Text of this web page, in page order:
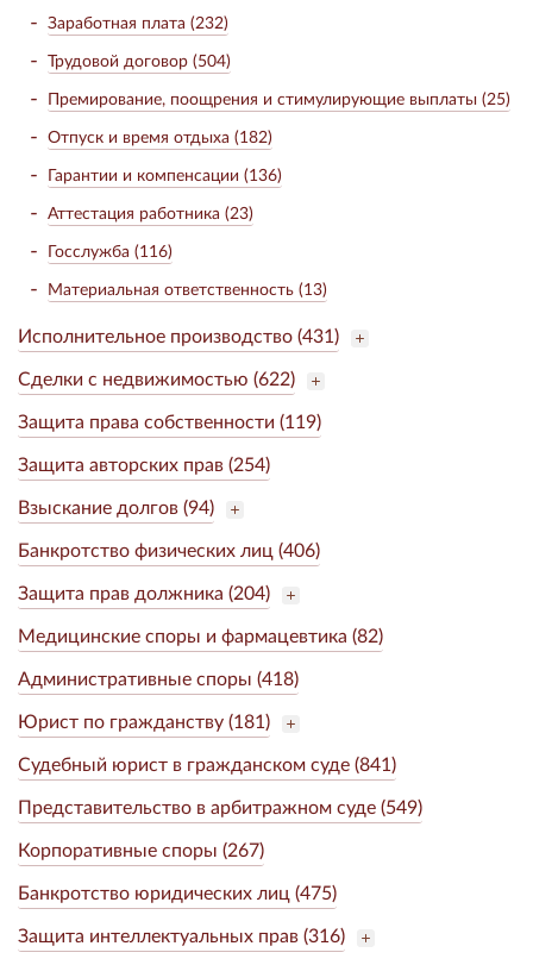
Заработная плата (232)
Трудовой договор (504)
Премирование, поощрения и стимулирующие выплаты (25)
Отпуск и время отдыха (182)
Гарантии и компенсации (136)
Аттестация работника (23)
Госслужба (116)
Материальная ответственность (13)
Исполнительное производство (431)
Сделки с недвижимостью (622)
Защита права собственности (119)
Защита авторских прав (254)
Взыскание долгов (94)
Банкротство физических лиц (406)
Защита прав должника (204)
Медицинские споры и фармацевтика (82)
Административные споры (418)
Юрист по гражданству (181)
Судебный юрист в гражданском суде (841)
Представительство в арбитражном суде (549)
Корпоративные споры (267)
Банкротство юридических лиц (475)
Защита интеллектуальных прав (316)